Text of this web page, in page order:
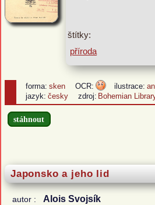
štítky:
příroda
forma: sken OCR: ilustrace:
jazyk: česky zdroj: Bohemian
stáhnout
Japonsko a jeho lid
autor : Alois Svojsík